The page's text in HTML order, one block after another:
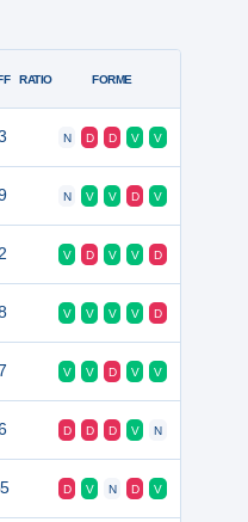
RATIO FORME
N D D V V
N V V D V
V D V V D
V V V V D
V V D V V
D D D V N
D V N D V